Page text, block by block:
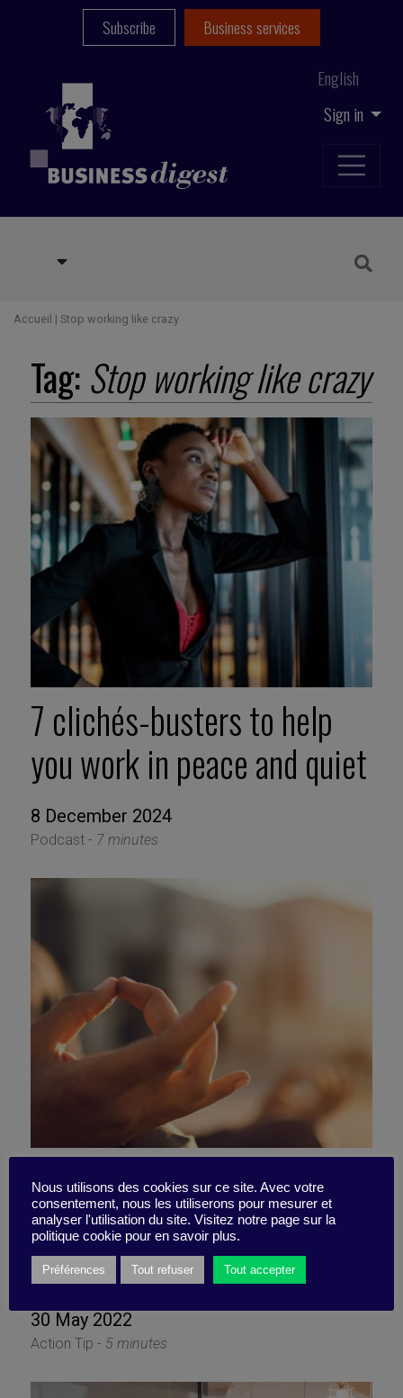
Sign in
English
Subscribe Business services
Accueil | Stop working like crazy
Tag: Stop working like crazy
7 clichés-busters to help
you work in peace and quiet
8 December 2024
Podcast - 7 minutes
4 ideas to help you create a
renewed sense of calm at
work
30 May 2022
Action Tip - 5 minutes
Nous utilisons des cookies sur ce site. Avec votre
consentement, nous les utiliserons pour mesurer et
analyser l'utilisation du site. Visitez notre page sur la
politique cookie pour en savoir plus.
Préférences Tout refuser Tout accepter